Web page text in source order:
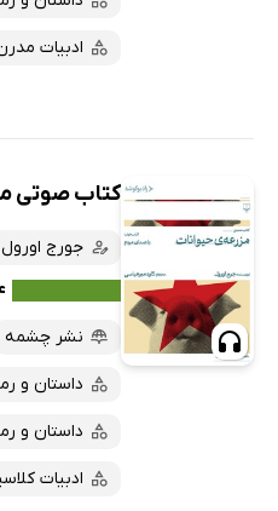
ادبیات
کتاب صوتی
جورج اورول
نشر چشمه
داستان و
داستان و
ادبیات